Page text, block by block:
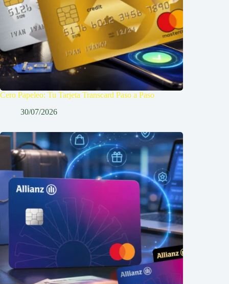
Cero Papeleo: Tu Tarjeta Transcard Paso a Paso
30/07/2026